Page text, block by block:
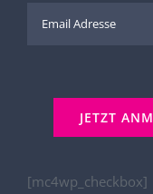
[mc4wp_checkbox]